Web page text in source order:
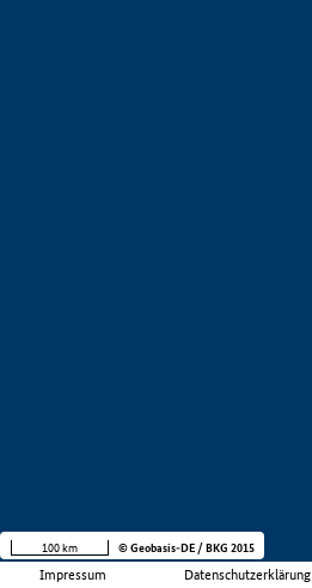
Impressum Datenschutzerklärung
100 km © Geobasis-DE / BKG 2015